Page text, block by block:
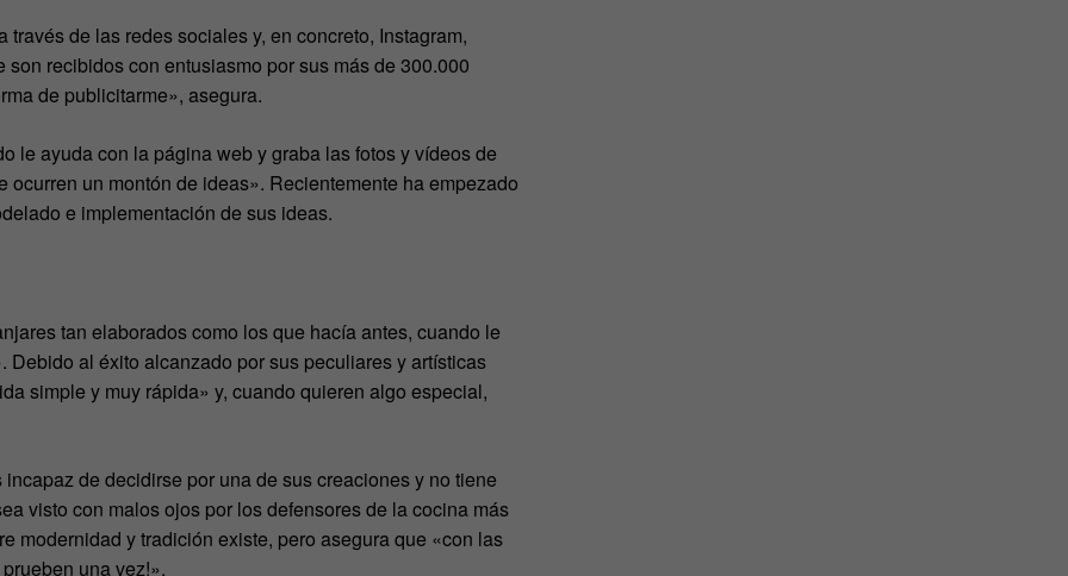
de las redes sociales y, en concreto, Instagram,
recibidos con entusiasmo por sus más de 300.000
de publicitarme», asegura.
le ayuda con la página web y graba las fotos y vídeos de
un montón de ideas». Recientemente ha empezado
e implementación de sus ideas.
tan elaborados como los que hacía antes, cuando le
al éxito alcanzado por sus peculiares y artísticas
simple y muy rápida» y, cuando quieren algo especial,
de decidirse por una de sus creaciones y no tiene
visto con malos ojos por los defensores de la cocina más
modernidad y tradición existe, pero asegura que «con las
una vez!».